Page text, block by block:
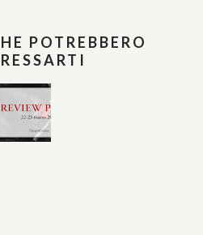
POTREBBERO